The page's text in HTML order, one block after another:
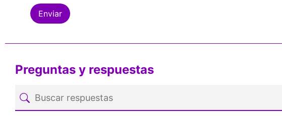
Preguntas y respuestas